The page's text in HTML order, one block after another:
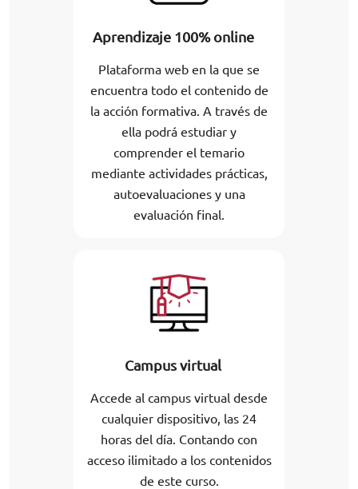
Aprendizaje 100% online
Plataforma web en la que se
encuentra todo el contenido de
la acción formativa. A través de
ella podrá estudiar y
comprender el temario
mediante actividades prácticas,
autoevaluaciones y una
evaluación final.
Campus virtual
Accede al campus virtual desde
cualquier dispositivo, las 24
horas del día. Contando con
acceso ilimitado a los contenidos
de este curso.